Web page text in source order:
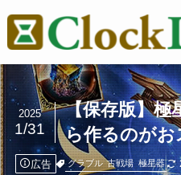
【保存版】極
ら作るのがお
2025
1/31
広告 グラブル 古戦場 極星器